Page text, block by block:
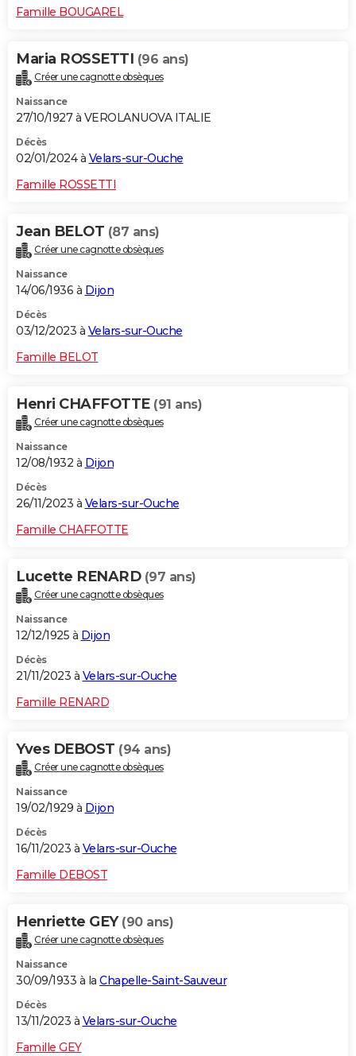
Famille BOUGAREL
Maria ROSSETTI (96 ans)
Créer une cagnotte obsèques
Naissance
27/10/1927 à VEROLANUOVA ITALIE
Décès
02/01/2024 à Velars-sur-Ouche
Famille ROSSETTI
Jean BELOT (87 ans)
Créer une cagnotte obsèques
Naissance
14/06/1936 à Dijon
Décès
03/12/2023 à Velars-sur-Ouche
Famille BELOT
Henri CHAFFOTTE (91 ans)
Créer une cagnotte obsèques
Naissance
12/08/1932 à Dijon
Décès
26/11/2023 à Velars-sur-Ouche
Famille CHAFFOTTE
Lucette RENARD (97 ans)
Créer une cagnotte obsèques
Naissance
12/12/1925 à Dijon
Décès
21/11/2023 à Velars-sur-Ouche
Famille RENARD
Yves DEBOST (94 ans)
Créer une cagnotte obsèques
Naissance
19/02/1929 à Dijon
Décès
16/11/2023 à Velars-sur-Ouche
Famille DEBOST
Henriette GEY (90 ans)
Créer une cagnotte obsèques
Naissance
30/09/1933 à la Chapelle-Saint-Sauveur
Décès
13/11/2023 à Velars-sur-Ouche
Famille GEY